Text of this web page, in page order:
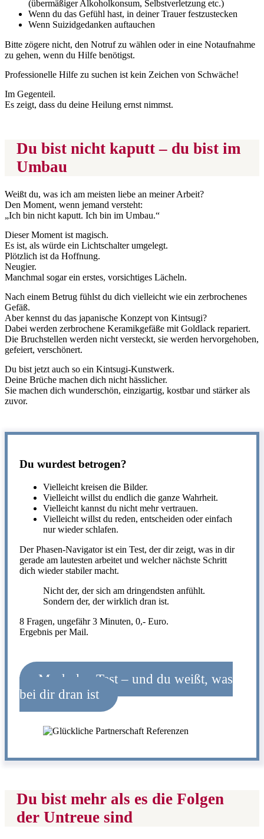
(übermäßiger Alkoholkonsum, Selbstverletzung etc.)
Wenn du das Gefühl hast, in deiner Trauer festzustecken
Wenn Suizidgedanken auftauchen
Bitte zögere nicht, den Notruf zu wählen oder in eine Notaufnahme
zu gehen, wenn du Hilfe benötigst.
Professionelle Hilfe zu suchen ist kein Zeichen von Schwäche!
Im Gegenteil.
Es zeigt, dass du deine Heilung ernst nimmst.
Du bist nicht kaputt – du bist im
Umbau
Weißt du, was ich am meisten liebe an meiner Arbeit?
Den Moment, wenn jemand versteht:
„Ich bin nicht kaputt. Ich bin im Umbau.“
Dieser Moment ist magisch.
Es ist, als würde ein Lichtschalter umgelegt.
Plötzlich ist da Hoffnung.
Neugier.
Manchmal sogar ein erstes, vorsichtiges Lächeln.
Nach einem Betrug fühlst du dich vielleicht wie ein zerbrochenes
Gefäß.
Aber kennst du das japanische Konzept von Kintsugi?
Dabei werden zerbrochene Keramikgefäße mit Goldlack repariert.
Die Bruchstellen werden nicht versteckt, sie werden hervorgehoben,
gefeiert, verschönert.
Du bist jetzt auch so ein Kintsugi-Kunstwerk.
Deine Brüche machen dich nicht hässlicher.
Sie machen dich wunderschön, einzigartig, kostbar und stärker als
zuvor.
Du wurdest betrogen?
Vielleicht kreisen die Bilder.
Vielleicht willst du endlich die ganze Wahrheit.
Vielleicht kannst du nicht mehr vertrauen.
Vielleicht willst du reden, entscheiden oder einfach
nur wieder schlafen.
Der Phasen-Navigator ist ein Test, der dir zeigt, was in dir
gerade am lautesten arbeitet und welcher nächste Schritt
dich wieder stabiler macht.
Nicht der, der sich am dringendsten anfühlt.
Sondern der, der wirklich dran ist.
8 Fragen, ungefähr 3 Minuten, 0,- Euro.
Ergebnis per Mail.
Mach den Test – und du weißt, was
bei dir dran ist
Du bist mehr als es die Folgen
der Untreue sind